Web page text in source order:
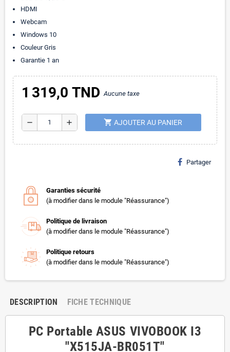
HDMI
Webcam
Windows 10
Couleur Gris
Garantie 1 an
1 319,0 TNDAucune taxe
remove add shopping_cart AJOUTER AU PANIER
Partager
Garanties sécurité
(à modifier dans le module "Réassurance")
Politique de livraison
(à modifier dans le module "Réassurance")
Politique retours
(à modifier dans le module "Réassurance")
DESCRIPTION FICHE TECHNIQUE
PC Portable ASUS VIVOBOOK I3
"X515JA-BR051T"